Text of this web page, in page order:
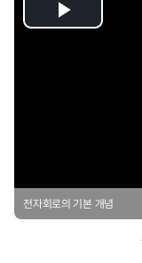
Play
전자회로의 기본 개념